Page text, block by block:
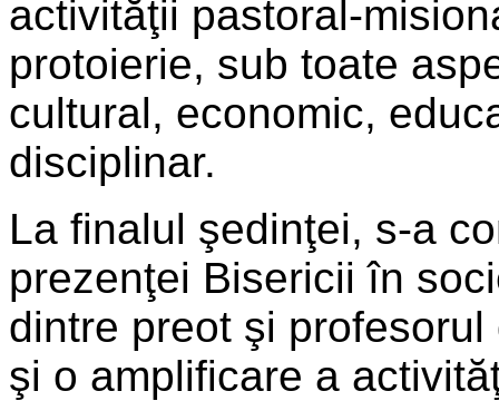
activităţii pastoral-
protoierie, sub toate
cultural, economic,
disciplinar.
La finalul şedinţei, s-a
prezenţei Bisericii în
dintre preot şi
şi o amplificare a